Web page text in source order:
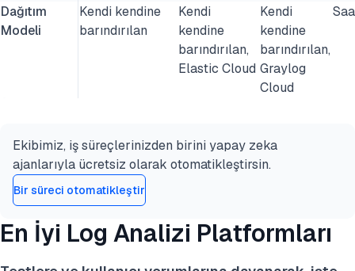
Dağıtım
Modeli
Kendi kendine
barındırılan
Kendi
kendine
barındırılan,
Elastic Cloud
Kendi
kendine
barındırılan,
Graylog
Cloud
Ekibimiz, iş süreçlerinizden birini yapay zeka
ajanlarıyla ücretsiz olarak otomatikleştirsin.
Bir süreci otomatikleştir
En İyi Log Analizi Platformları